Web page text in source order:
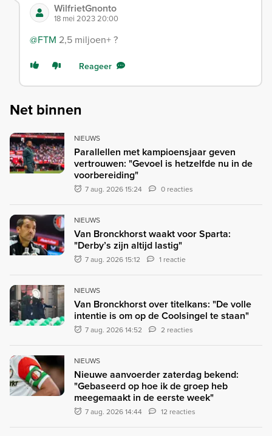
WilfrietGnonto
18 mei 2023 20:00
@FTM 2,5 miljoen+ ?
Reageer
Net binnen
NIEUWS
Parallellen met kampioensjaar geven
vertrouwen: "Gevoel is hetzelfde nu in de
voorbereiding"
7 aug. 2026 15:24 0 reacties
NIEUWS
Van Bronckhorst waakt voor Sparta:
"Derby’s zijn altijd lastig"
7 aug. 2026 15:12 1 reactie
NIEUWS
Van Bronckhorst over titelkans: "De volle
intentie is om op de Coolsingel te staan"
7 aug. 2026 14:52 2 reacties
NIEUWS
Nieuwe aanvoerder zaterdag bekend:
"Gebaseerd op hoe ik de groep heb
meegemaakt in de eerste week"
7 aug. 2026 14:44 12 reacties